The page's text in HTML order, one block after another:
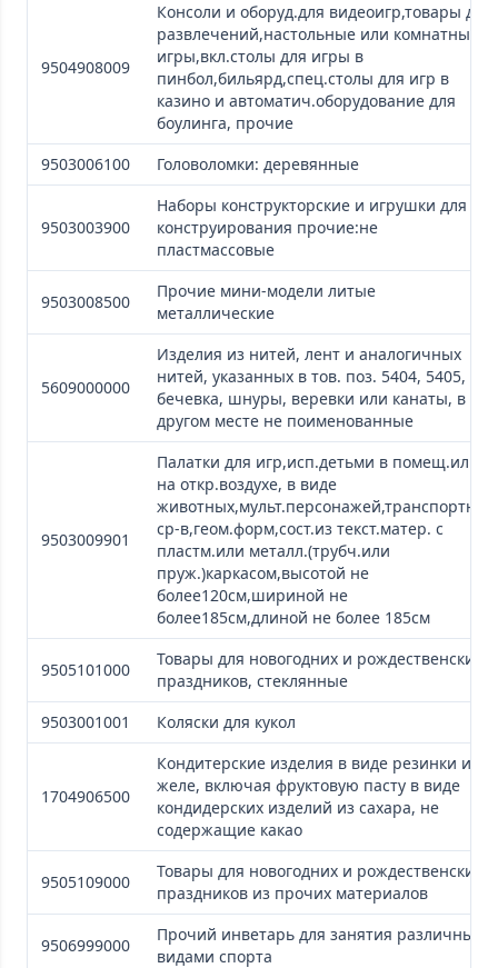
9504908009
Консоли и оборуд.для видеоигр,товары для
развлечений,настольные или комнатные
игры,вкл.столы для игры в
пинбол,бильярд,спец.столы для игр в
казино и автоматич.оборудование для
боулинга, прочие
9503006100
Головоломки: деревянные
9503003900
Наборы конструкторские и игрушки для
конструирования прочие:не
пластмассовые
9503008500
Прочие мини-модели литые
металлические
5609000000
Изделия из нитей, лент и аналогичных
нитей, указанных в тов. поз. 5404, 5405,
бечевка, шнуры, веревки или канаты, в
другом месте не поименованные
9503009901
Палатки для игр,исп.детьми в помещ.или
на откр.воздухе, в виде
животных,мульт.персонажей,транспортных
ср-в,геом.форм,сост.из текст.матер. с
пластм.или металл.(трубч.или
пруж.)каркасом,высотой не
более120см,шириной не
более185см,длиной не более 185см
9505101000
Товары для новогодних и рождественских
праздников, стеклянные
9503001001
Коляски для кукол
1704906500
Кондитерские изделия в виде резинки и
желе, включая фруктовую пасту в виде
кондидерских изделий из сахара, не
содержащие какао
9505109000
Товары для новогодних и рождественских
праздников из прочих материалов
9506999000
Прочий инветарь для занятия различными
видами спорта